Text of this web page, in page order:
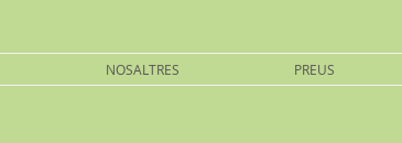
NOSALTRES PREUS